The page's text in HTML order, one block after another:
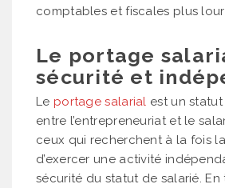
comptables et fiscales plus
Le portage
sécurité et
Le portage salarial est un
entre l’entrepreneuriat et le
ceux qui recherchent à la fois
d’exercer une activité
sécurité du statut de salarié.